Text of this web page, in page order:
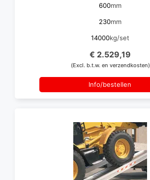
600mm
230mm
14000kg/set
€ 2.529,19
(Excl. b.t.w. en verzendkosten)
Info/bestellen